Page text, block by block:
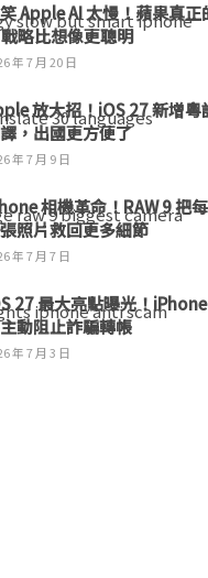
Apple AI 太慢！蘋果真正
略比想像更聰明
年 7 月 20 日
放大招！iOS 27 新增粵
，出國更方便了
年 7 月 9 日
相機革命！RAW 9 把每
照片救回更多細節
年 7 月 7 日
27 最大亮點曝光！iPhone
動阻止詐騙轉帳
年 7 月 3 日